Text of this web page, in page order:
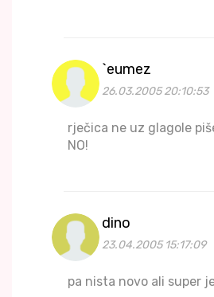
`eumez
26.03.2005 20:10:53
rječica ne uz glagole
NO!
dino
23.04.2005 15:17:09
pa nista novo ali super